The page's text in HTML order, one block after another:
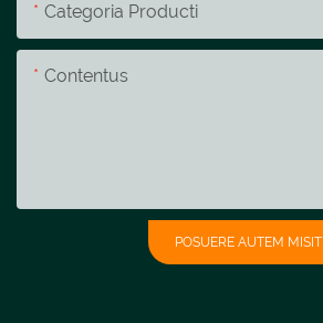
Categoria Producti
Contentus
POSUERE AUTEM MISIT